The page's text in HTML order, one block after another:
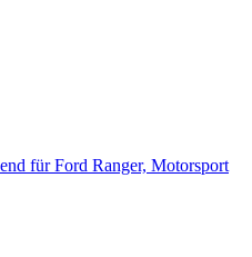
für Ford Ranger, Motorsport